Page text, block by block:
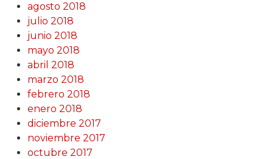
agosto 2018
julio 2018
junio 2018
mayo 2018
abril 2018
marzo 2018
febrero 2018
enero 2018
diciembre 2017
noviembre 2017
octubre 2017